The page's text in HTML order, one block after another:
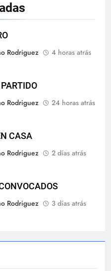
Rodriguez
4 horas atrás
Rodriguez
24 horas atrás
CASA
Rodriguez
2 días atrás
Rodriguez
3 días atrás